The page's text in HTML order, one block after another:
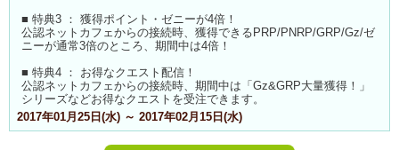
■ 特典3 ： 獲得ポイント・ゼニーが4倍！
公認ネットカフェからの接続時、獲得できるPRP/PNRP/GRP/Gz/ゼ
ニーが通常3倍のところ、期間中は4倍！
■ 特典4 ： お得なクエスト配信！
公認ネットカフェからの接続時、期間中は「Gz&GRP大量獲得！」
シリーズなどお得なクエストを受注できます。
2017年01月25日(水) ～ 2017年02月15日(水)